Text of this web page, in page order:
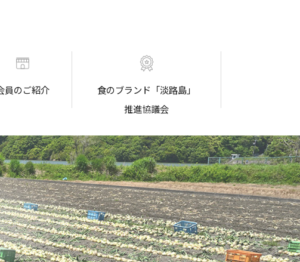
員のご紹介
食のブランド「淡路島」
推進協議会